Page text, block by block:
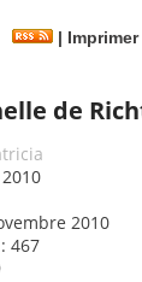
| Imprimer
de
2010
467